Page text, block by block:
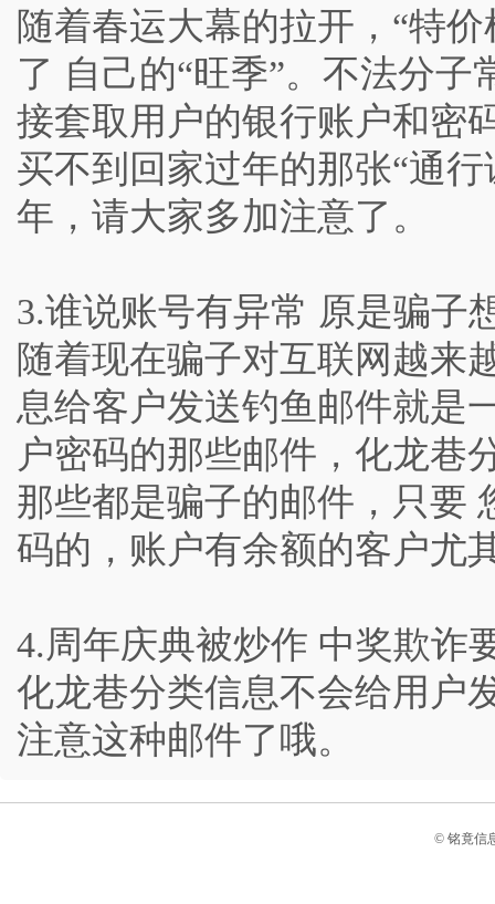
随着春运大幕的拉开，“特
了 自己的“旺季”。不法分
接套取用户的银行账户和密
买不到回家过年的那张“通
年，请大家多加注意了。
3.谁说账号有异常 原是骗子
随着现在骗子对互联网越来
息给客户发送钓鱼邮件就是
户密码的那些邮件，化龙巷
那些都是骗子的邮件，只要
码的，账户有余额的客户尤
4.周年庆典被炒作 中奖欺诈
化龙巷分类信息不会给用户
注意这种邮件了哦。
© 铭竟信